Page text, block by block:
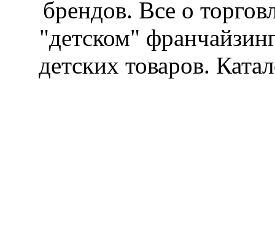
брендов. Все о
"детском"
детских товаров.